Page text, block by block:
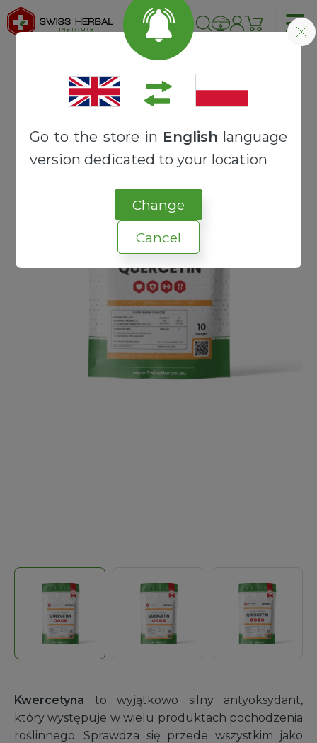
Go to the store in English language
version dedicated to your location
Change
Cancel
Strona główna SUROWCE
EKSTRAKTY
Kwercetyna ekstrakt 98% | Sophora japonica
Kwercetyna to wyjątkowo silny antyoksydant,
który występuje w wielu produktach pochodzenia
roślinnego. Sprawdza się przede wszystkim jako